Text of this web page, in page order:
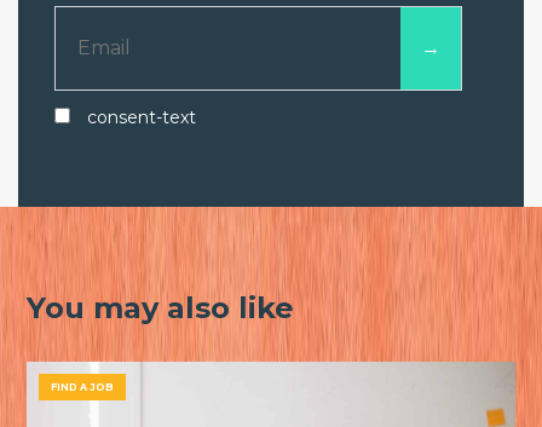
consent-text
You may also like
FIND A JOB